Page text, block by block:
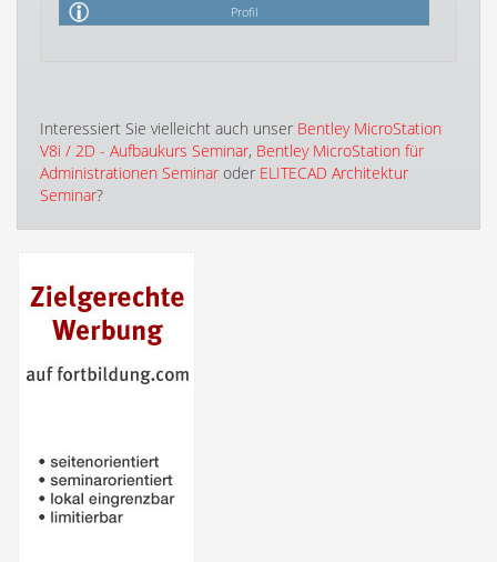
Profil
Interessiert Sie vielleicht auch unser Bentley MicroStation
V8i / 2D - Aufbaukurs Seminar, Bentley MicroStation für
Administrationen Seminar oder ELITECAD Architektur
Seminar?